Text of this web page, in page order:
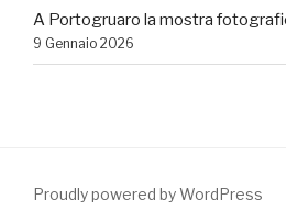
A Portogruaro la mostra
9 Gennaio 2026
Proudly powered by WordPress